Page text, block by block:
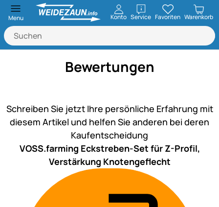
Menu Konto ServiceöffnenFavoriten Warenkorb
Bewertungen
Schreiben Sie jetzt Ihre persönliche Erfahrung mit
diesem Artikel und helfen Sie anderen bei deren
Kaufentscheidung
VOSS.farming Eckstreben-Set für Z-Profil,
Verstärkung Knotengeflecht